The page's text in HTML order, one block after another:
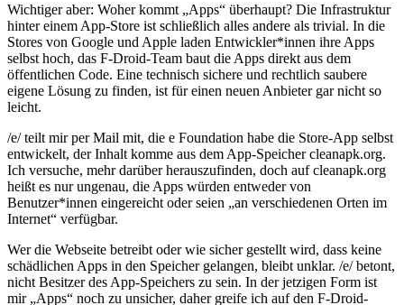
Wichtiger aber: Woher kommt „Apps“ überhaupt? Die Infrastruktur
hinter einem App-Store ist schließlich alles andere als trivial. In die
Stores von Google und Apple laden Entwickler*innen ihre Apps
selbst hoch, das F-Droid-Team baut die Apps direkt aus dem
öffentlichen Code. Eine technisch sichere und rechtlich saubere
eigene Lösung zu finden, ist für einen neuen Anbieter gar nicht so
leicht.
/e/ teilt mir per Mail mit, die e Foundation habe die Store-App selbst
entwickelt, der Inhalt komme aus dem App-Speicher cleanapk.org.
Ich versuche, mehr darüber herauszufinden, doch auf cleanapk.org
heißt es nur ungenau, die Apps würden entweder von
Benutzer*innen eingereicht oder seien „an verschiedenen Orten im
Internet“ verfügbar.
Wer die Webseite betreibt oder wie sicher gestellt wird, dass keine
schädlichen Apps in den Speicher gelangen, bleibt unklar. /e/ betont,
nicht Besitzer des App-Speichers zu sein. In der jetzigen Form ist
mir „Apps“ noch zu unsicher, daher greife ich auf den F-Droid-